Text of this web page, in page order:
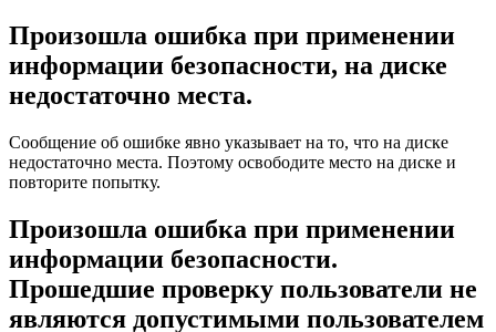
Произошла ошибка при применении
информации безопасности, на диске
недостаточно места.
Сообщение об ошибке явно указывает на то, что на диске
недостаточно места. Поэтому освободите место на диске и
повторите попытку.
Произошла ошибка при применении
информации безопасности.
Прошедшие проверку пользователи не
являются допустимыми пользователем